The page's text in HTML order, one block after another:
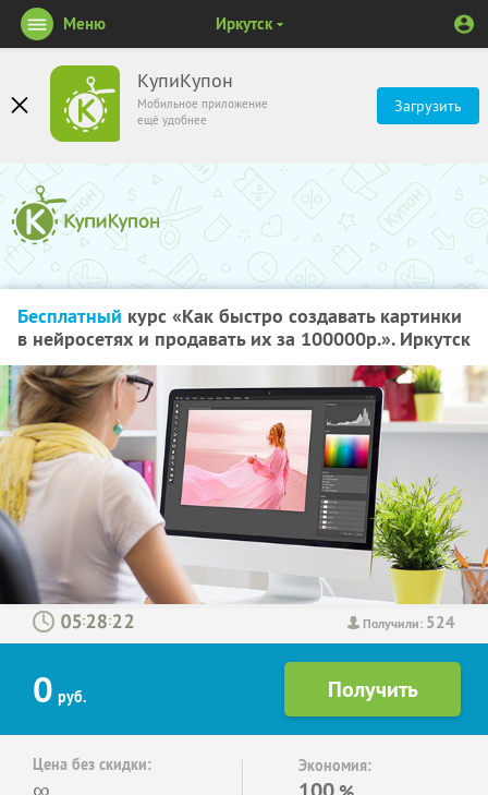
КупиКупон
Мобильное приложение
ещё удобнее
Загрузить
Меню Иркутск
Бесплатный курс «Как быстро создавать картинки
в нейросетях и продавать их за 100000р.». Иркутск
Получили: 524
: :
0 руб.
Цена без скидки: Экономия: